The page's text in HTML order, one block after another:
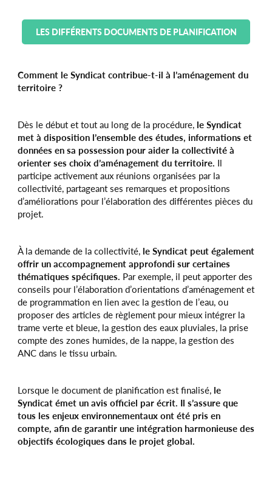
LES DIFFÉRENTS DOCUMENTS DE PLANIFICATION
Comment le Syndicat contribue-t-il à l’aménagement du
territoire ?
Dès le début et tout au long de la procédure, le Syndicat
met à disposition l’ensemble des études, informations et
données en sa possession pour aider la collectivité à
orienter ses choix d’aménagement du territoire. Il
participe activement aux réunions organisées par la
collectivité, partageant ses remarques et propositions
d’améliorations pour l’élaboration des différentes pièces du
projet.
À la demande de la collectivité, le Syndicat peut également
offrir un accompagnement approfondi sur certaines
thématiques spécifiques. Par exemple, il peut apporter des
conseils pour l’élaboration d’orientations d’aménagement et
de programmation en lien avec la gestion de l’eau, ou
proposer des articles de règlement pour mieux intégrer la
trame verte et bleue, la gestion des eaux pluviales, la prise
compte des zones humides, de la nappe, la gestion des
ANC dans le tissu urbain.
Lorsque le document de planification est finalisé, le
Syndicat émet un avis officiel par écrit. Il s’assure que
tous les enjeux environnementaux ont été pris en
compte, afin de garantir une intégration harmonieuse des
objectifs écologiques dans le projet global.